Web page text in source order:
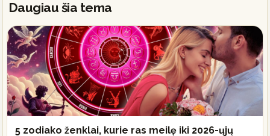
Daugiau šia tema
5 zodiako ženklai, kurie ras meilę iki 2026-ųjų